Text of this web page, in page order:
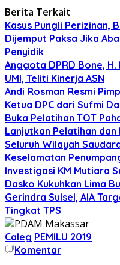
Berita Terkait
Kasus Pungli Perizinan,
Dijemput Paksa Jika
Penyidik
Anggota DPRD Bone,
UMI, Teliti Kinerja ASN
Andi Rosman Resmi
Ketua DPC dari Sufmi
Buka Pelatihan TOT
Lanjutkan Pelatihan dan
Seluruh Wilayah
Keselamatan
Investigasi KM Mutiara
Dasko Kukuhkan Lima
Gerindra Sulsel, AIA
Tingkat TPS
Caleg PEMILU 2019
Komentar